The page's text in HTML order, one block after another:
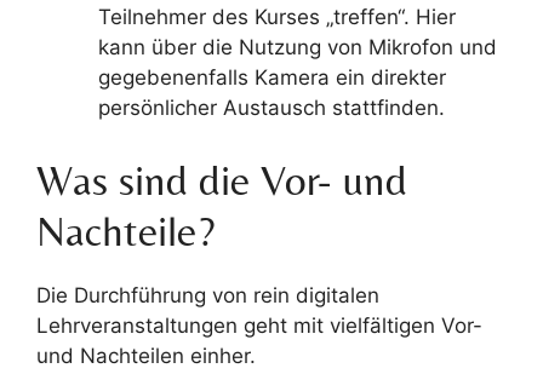
Teilnehmer des Kurses „treffen“. Hier
kann über die Nutzung von Mikrofon und
gegebenenfalls Kamera ein direkter
persönlicher Austausch stattfinden.
Was sind die Vor- und
Nachteile?
Die Durchführung von rein digitalen
Lehrveranstaltungen geht mit vielfältigen Vor-
und Nachteilen einher.